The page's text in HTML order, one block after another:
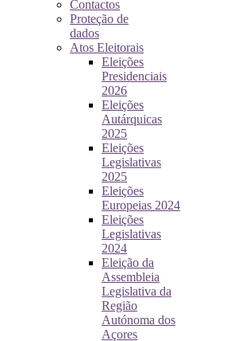
Contactos
Proteção de
dados
Atos Eleitorais
Eleições
Presidenciais
2026
Eleições
Autárquicas
2025
Eleições
Legislativas
2025
Eleições
Europeias 2024
Eleições
Legislativas
2024
Eleição da
Assembleia
Legislativa da
Região
Autónoma dos
Açores